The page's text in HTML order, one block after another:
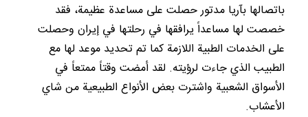
باتصالها بآريا مدتور حصلت على مساعدة عظيمة، فقد
خصصت لها مساعداً يرافقها في رحلتها في إيران وحصلت
على الخدمات الطبية اللازمة كما تم تحديد موعد لها مع
الطبيب الذي جاءت لرؤيته. لقد أمضت وقتاً ممتعاً في
الأسواق الشعبية واشترت بعض الأنواع الطبيعية من شاي
الأعشاب.